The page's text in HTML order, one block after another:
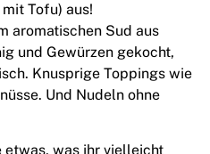
Tofu) aus!
aromatischen Sud aus
und Gewürzen gekocht,
Knusprige Toppings wie
Und Nudeln ohne
etwas, was ihr vielleicht